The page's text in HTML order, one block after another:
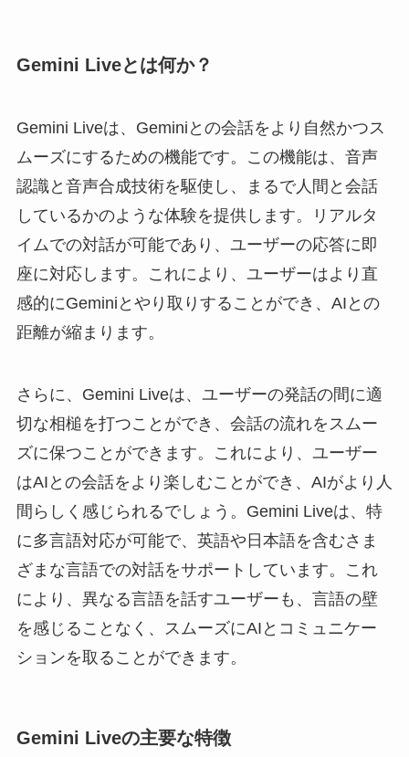
Gemini Liveとは何か？
Gemini Liveは、Geminiとの会話をより自然かつス
ムーズにするための機能です。この機能は、音声
認識と音声合成技術を駆使し、まるで人間と会話
しているかのような体験を提供します。リアルタ
イムでの対話が可能であり、ユーザーの応答に即
座に対応します。これにより、ユーザーはより直
感的にGeminiとやり取りすることができ、AIとの
距離が縮まります。
さらに、Gemini Liveは、ユーザーの発話の間に適
切な相槌を打つことができ、会話の流れをスムー
ズに保つことができます。これにより、ユーザー
はAIとの会話をより楽しむことができ、AIがより人
間らしく感じられるでしょう。Gemini Liveは、特
に多言語対応が可能で、英語や日本語を含むさま
ざまな言語での対話をサポートしています。これ
により、異なる言語を話すユーザーも、言語の壁
を感じることなく、スムーズにAIとコミュニケー
ションを取ることができます。
Gemini Liveの主要な特徴